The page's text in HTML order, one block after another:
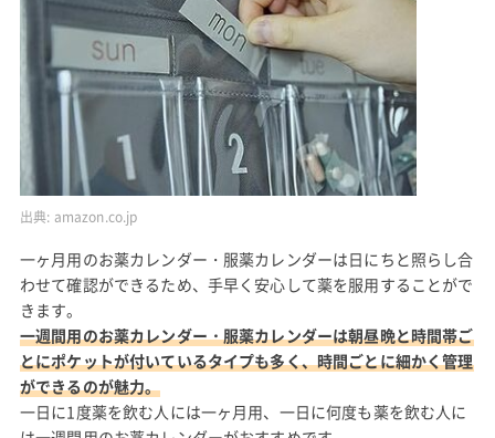
出典: amazon.co.jp
一ヶ月用のお薬カレンダー・服薬カレンダーは日にちと照らし合
わせて確認ができるため、手早く安心して薬を服用することがで
きます。
一週間用のお薬カレンダー・服薬カレンダーは朝昼晩と時間帯ご
とにポケットが付いているタイプも多く、時間ごとに細かく管理
ができるのが魅力。
一日に1度薬を飲む人には一ヶ月用、一日に何度も薬を飲む人に